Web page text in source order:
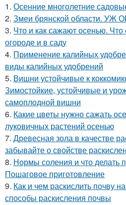
1. Осенние многолетние
2. Змеи брянской области.
3. Что и как сажают осенью.
огороде и в саду
4. Применение калийных
виды калийных удобрений
5. Вишни устойчивые к
Зимостойкие, устойчивые и
самоплодной вишни
6. Какие цветы нужно сажать
луковичных растений осенью
7. Древесная зола в качестве
забывайте о свойстве
8. Нормы соления и что делать
Пошаговое приготовление
9. Как и чем раскислить почву
способы раскисления почвы